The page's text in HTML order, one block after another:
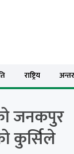
राष्ट्रिय
जनकपुर
कुर्सिले